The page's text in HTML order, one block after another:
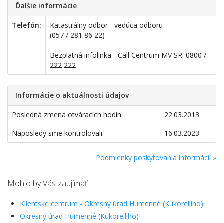
Ďalšie informácie
Telefón:
Katastrálny odbor - vedúca odboru
(057 / 281 86 22)
Bezplatná infolinka - Call Centrum MV SR: 0800 /
222 222
Informácie o aktuálnosti údajov
Posledná zmena otváracích hodín:
22.03.2013
Naposledy sme kontrolovali:
16.03.2023
Podmienky poskytovania informácií »
Mohlo by Vás zaujímať
Klientske centrum - Okresný úrad Humenné (Kukorelliho)
Okresný úrad Humenné (Kukorelliho)